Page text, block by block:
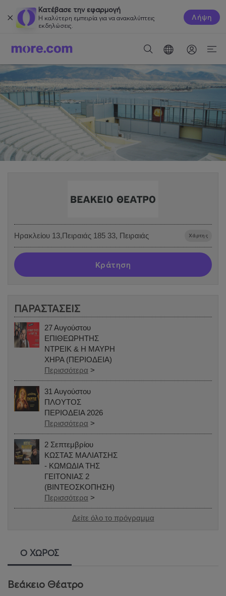
Κατέβασε την εφαρμογή
Η καλύτερη εμπειρία για να ανακαλύπτεις
εκδηλώσεις.
Λήψη
Ηρακλείου 13,Πειραιάς 185 33, Πειραιάς Χάρτης
Κράτηση
ΠΑΡΑΣΤΑΣΕΙΣ
27 Αυγούστου
ΕΠΙΘΕΩΡΗΤΗΣ
ΝΤΡΕΙΚ & Η ΜΑΥΡΗ
ΧΗΡΑ (ΠΕΡΙΟΔΕΙΑ)
Περισσότερα >
31 Αυγούστου
ΠΛΟΥΤΟΣ
ΠΕΡΙΟΔΕΙΑ 2026
Περισσότερα >
2 Σεπτεμβρίου
ΚΩΣΤΑΣ ΜΑΛΙΑΤΣΗΣ
- ΚΩΜΩΔΙΑ ΤΗΣ
ΓΕΙΤΟΝΙΑΣ 2
(ΒΙΝΤΕΟΣΚΟΠΗΣΗ)
Περισσότερα >
Δείτε όλο το πρόγραμμα
Ο ΧΩΡΟΣ
Βεάκειο Θέατρο